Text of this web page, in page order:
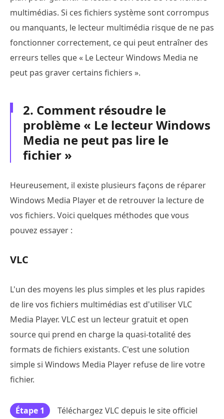
multimédias. Si ces fichiers système sont corrompus
ou manquants, le lecteur multimédia risque de ne pas
fonctionner correctement, ce qui peut entraîner des
erreurs telles que « Le Lecteur Windows Media ne
peut pas graver certains fichiers ».
2. Comment résoudre le
problème « Le lecteur Windows
Media ne peut pas lire le
fichier »
Heureusement, il existe plusieurs façons de réparer
Windows Media Player et de retrouver la lecture de
vos fichiers. Voici quelques méthodes que vous
pouvez essayer :
VLC
L'un des moyens les plus simples et les plus rapides
de lire vos fichiers multimédias est d'utiliser VLC
Media Player. VLC est un lecteur gratuit et open
source qui prend en charge la quasi-totalité des
formats de fichiers existants. C'est une solution
simple si Windows Media Player refuse de lire votre
fichier.
Étape 1
Téléchargez VLC depuis le site officiel